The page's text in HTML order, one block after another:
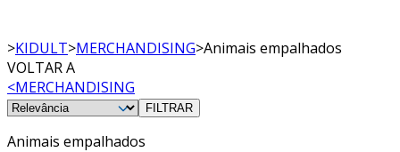
>KIDULT>MERCHANDISING>Animais empalhados
VOLTAR A
<MERCHANDISING
FILTRAR
Animais empalhados